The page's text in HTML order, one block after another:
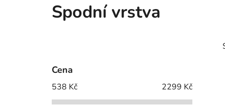
Spodní vrstva
Cena
538 Kč 2299 Kč